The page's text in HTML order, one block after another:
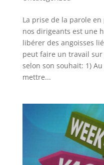
La prise de la parole
nos dirigeants est une
libérer des angoisses
peut faire un travail
selon son souhait: 1)
mettre...